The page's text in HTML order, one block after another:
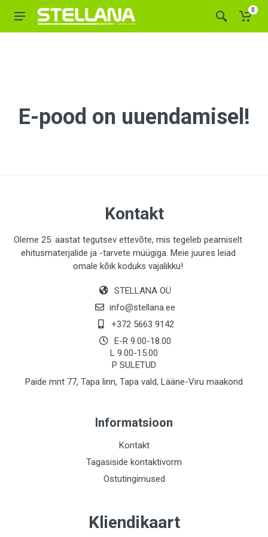
0
E-pood on uuendamisel!
Kontakt
Oleme 25. aastat tegutsev ettevõte, mis tegeleb peamiselt
ehitusmaterjalide ja -tarvete müügiga. Meie juures leiad
omale kõik koduks vajalikku!
STELLANA OÜ
info@stellana.ee
+372 5663 9142
E-R 9.00-18.00
L 9.00-15.00
P SULETUD
Paide mnt 77, Tapa linn, Tapa vald, Lääne-Viru maakond
Informatsioon
Kontakt
Tagasiside kontaktivorm
Ostutingimused
Kliendikaart